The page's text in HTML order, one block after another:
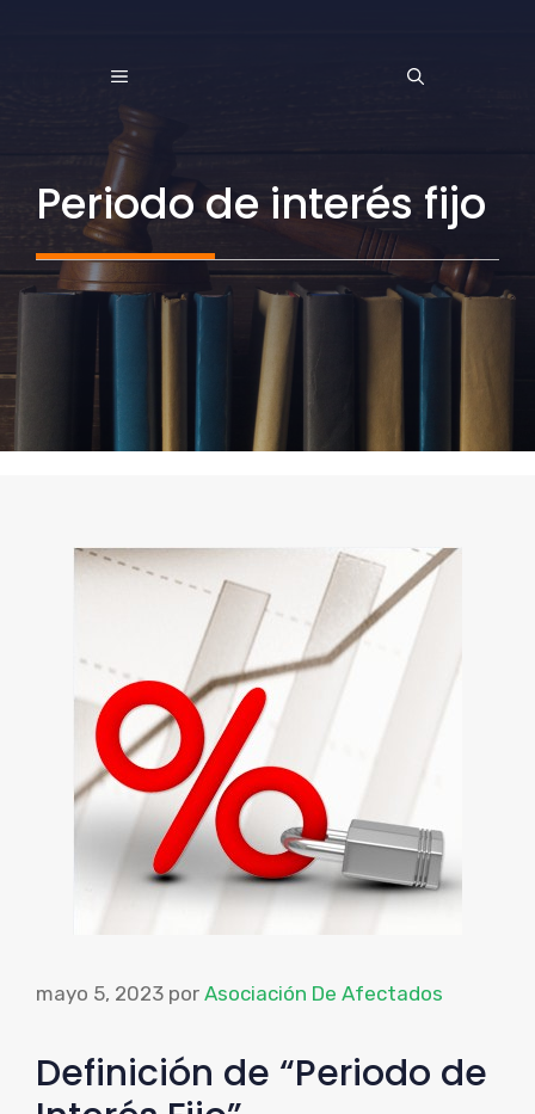
MENÚ
Periodo de interés fijo
mayo 5, 2023 por Asociación De Afectados
Definición de “Periodo de